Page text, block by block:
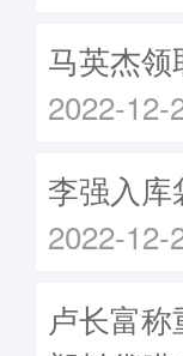
马英杰领
2022-12-
李强入库
2022-12-
卢长富